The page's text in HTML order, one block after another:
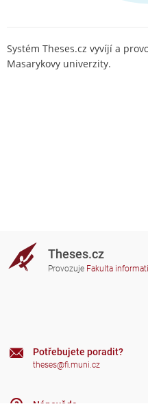
Systém Theses.cz vyvíjí a
Masarykovy univerzity.
Theses.cz
Provozuje Fakulta
Potřebujete poradit?
theses@fi.muni.cz
Nápověda